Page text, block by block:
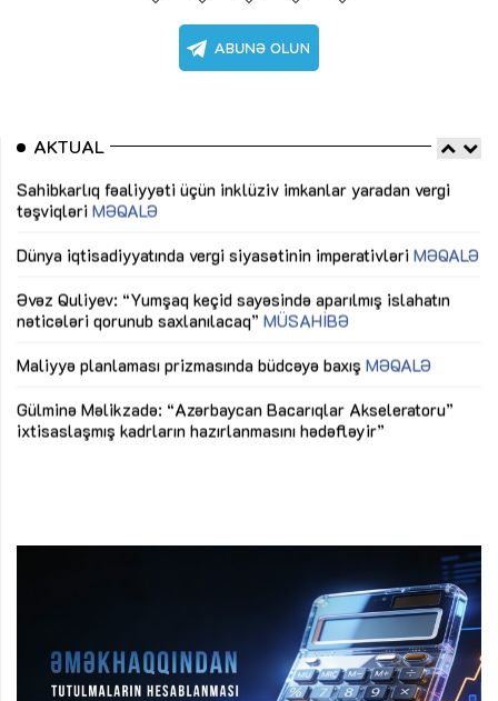
AKTUAL
Sahibkarlıq fəaliyyəti üçün inklüziv imkanlar yaradan vergi
təşviqləri MƏQALƏ
Dünya iqtisadiyyatında vergi siyasətinin imperativləri MƏQALƏ
Əvəz Quliyev: “Yumşaq keçid sayəsində aparılmış islahatın
nəticələri qorunub saxlanılacaq” MÜSAHİBƏ
Maliyyə planlaması prizmasında büdcəyə baxış MƏQALƏ
Gülminə Məlikzadə: “Azərbaycan Bacarıqlar Akseleratoru”
ixtisaslaşmış kadrların hazırlanmasını hədəfləyir”